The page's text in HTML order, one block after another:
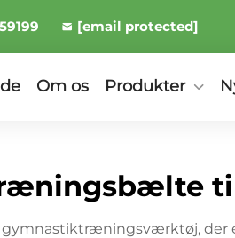
[email protected]
Om os Produkter
der